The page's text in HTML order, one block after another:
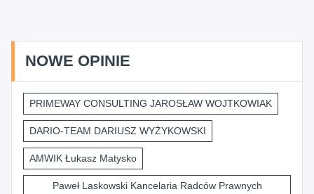
NOWE OPINIE
PRIMEWAY CONSULTING JAROSŁAW WOJTKOWIAK
DARIO-TEAM DARIUSZ WYŻYKOWSKI
AMWIK Łukasz Matysko
Paweł Laskowski Kancelaria Radców Prawnych